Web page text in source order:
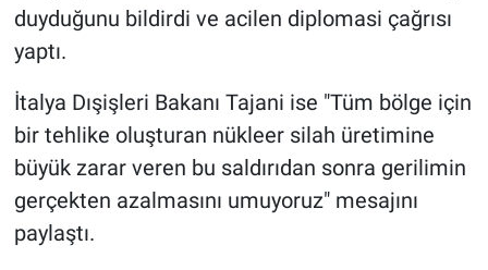
duyduğunu bildirdi ve acilen diplomasi çağrısı
yaptı.
İtalya Dışişleri Bakanı Tajani ise "Tüm bölge için
bir tehlike oluşturan nükleer silah üretimine
büyük zarar veren bu saldırıdan sonra gerilimin
gerçekten azalmasını umuyoruz" mesajını
paylaştı.